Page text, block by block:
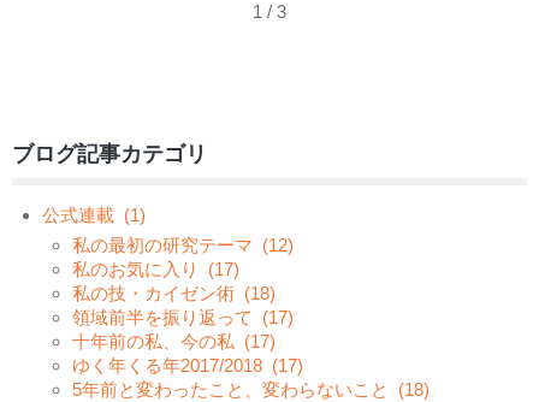
1 / 3
ブログ記事カテゴリ
公式連載 (1)
私の最初の研究テーマ (12)
私のお気に入り
(17)
私の技・カイゼン術 (18)
領域前半を振り返って
(17)
十年前の私、今の私 (17)
ゆく年くる年2017/2018 (17)
5年前と変わったこと、変わらないこと
(18)